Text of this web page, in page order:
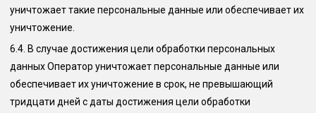
уничтожает такие персональные данные или обеспечивает их
уничтожение.
6.4. В случае достижения цели обработки персональных
данных Оператор уничтожает персональные данные или
обеспечивает их уничтожение в срок, не превышающий
тридцати дней с даты достижения цели обработки